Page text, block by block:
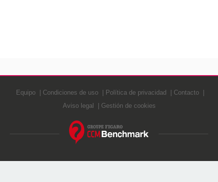
Equipo Condiciones de uso Política de privacidad
Contacto
Aviso legal
Gestión de cookies